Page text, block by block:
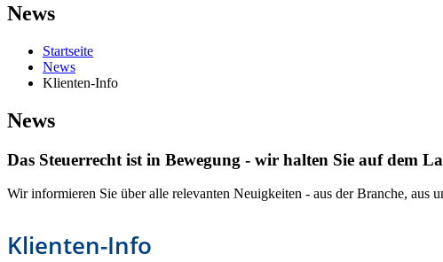
News
Startseite
News
Klienten-Info
News
Das Steuerrecht ist in Bewegung - wir halten Sie auf dem
Wir informieren Sie über alle relevanten Neuigkeiten - aus der Branche, aus
Klienten-Info